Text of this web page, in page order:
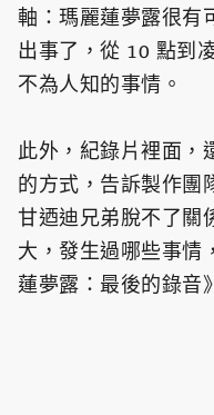
軸：瑪麗蓮夢露很有
出事了，從 10 點到
不為人知的事情。
此外，紀錄片裡面，
的方式，告訴製作團
甘迺迪兄弟脫不了關
大，發生過哪些事情
蓮夢露：最後的錄音